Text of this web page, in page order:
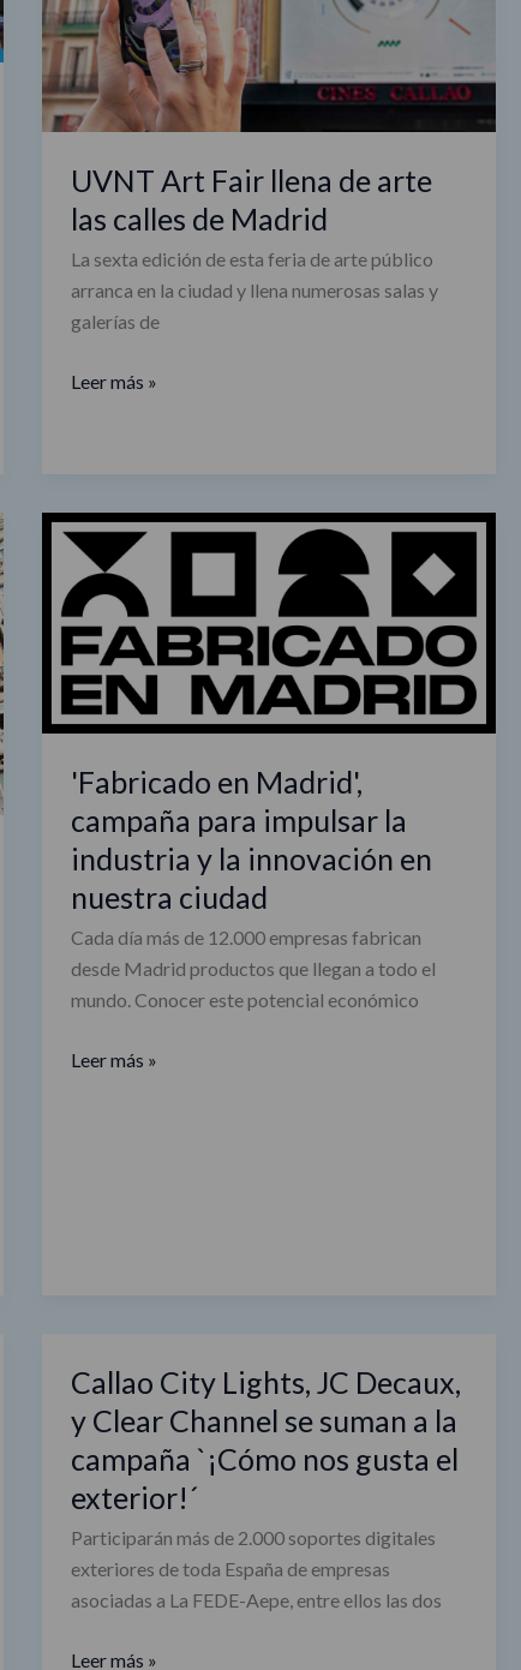
UVNT Art Fair llena de arte
las calles de Madrid
La sexta edición de esta feria de arte público
arranca en la ciudad y llena numerosas salas y
galerías de
las
calles
de
Madrid
Leer más »
'Fabricado en Madrid',
campaña para impulsar la
industria y la innovación en
nuestra ciudad
Cada día más de 12.000 empresas fabrican
desde Madrid productos que llegan a todo el
mundo. Conocer este potencial económico
'Fabricado
en
Madrid',
campaña
para
impulsar
la
y
innovación
en
nuestra
ciudad
Leer más »
Callao City Lights, JC Decaux,
y Clear Channel se suman a la
campaña `¡Cómo nos gusta el
exterior!´
Participarán más de 2.000 soportes digitales
exteriores de toda España de empresas
asociadas a La FEDE-Aepe, entre ellos las dos
Callao
City
Lights,
JC
Decaux,
y
Clear
Channel
suman
Leer más »